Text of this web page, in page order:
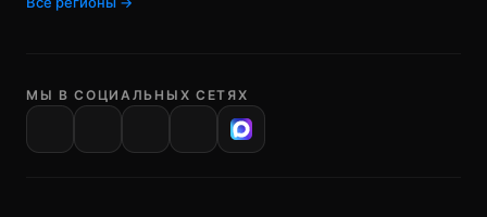
МЫ В СОЦИАЛЬНЫХ СЕТЯХ